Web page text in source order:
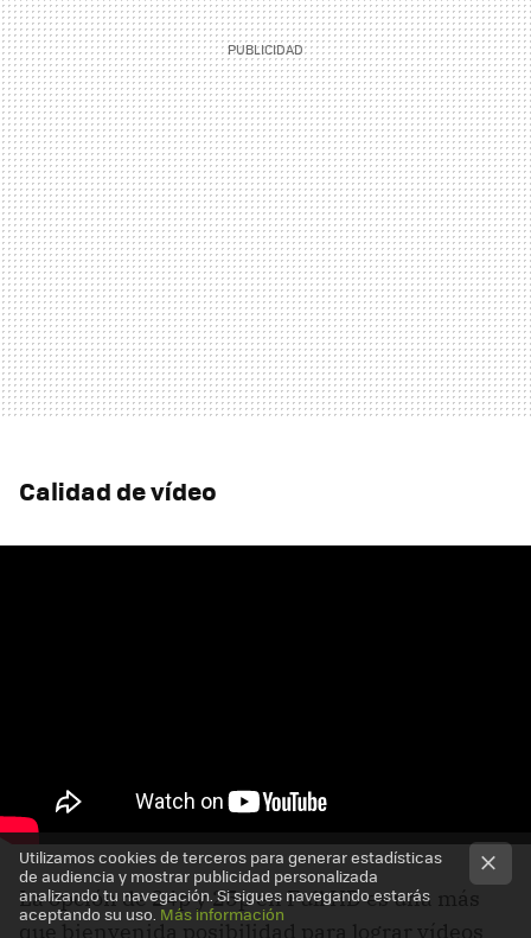
Calidad de vídeo
La opción de 24p y 25p en Full HD es una más
que bienvenida posibilidad para lograr vídeos
Utilizamos cookies de terceros para generar estadísticas
de audiencia y mostrar publicidad personalizada
analizando tu navegación. Si sigues navegando estarás
aceptando su uso.Más información